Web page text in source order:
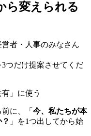
ら変えられる
者・人事のみなさん
3つだけ提案させてくだ
」に使う
に、「 今、私たちが本
」を1つ出してから始